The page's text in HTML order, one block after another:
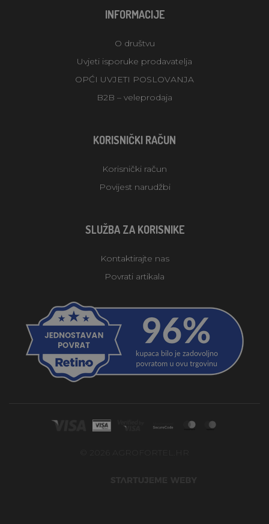
INFORMACIJE
O društvu
Uvjeti isporuke prodavatelja
OPĆI UVJETI POSLOVANJA
B2B – veleprodaja
KORISNIČKI RAČUN
Korisnički račun
Povijest narudžbi
SLUŽBA ZA KORISNIKE
Kontaktirajte nas
Povrati artikala